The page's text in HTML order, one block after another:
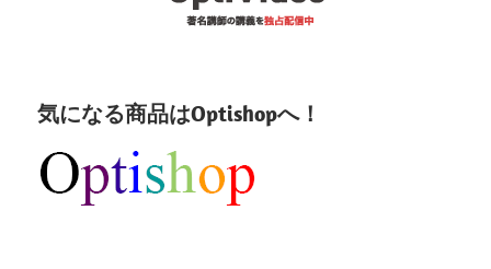
気になる商品はOptishopへ！